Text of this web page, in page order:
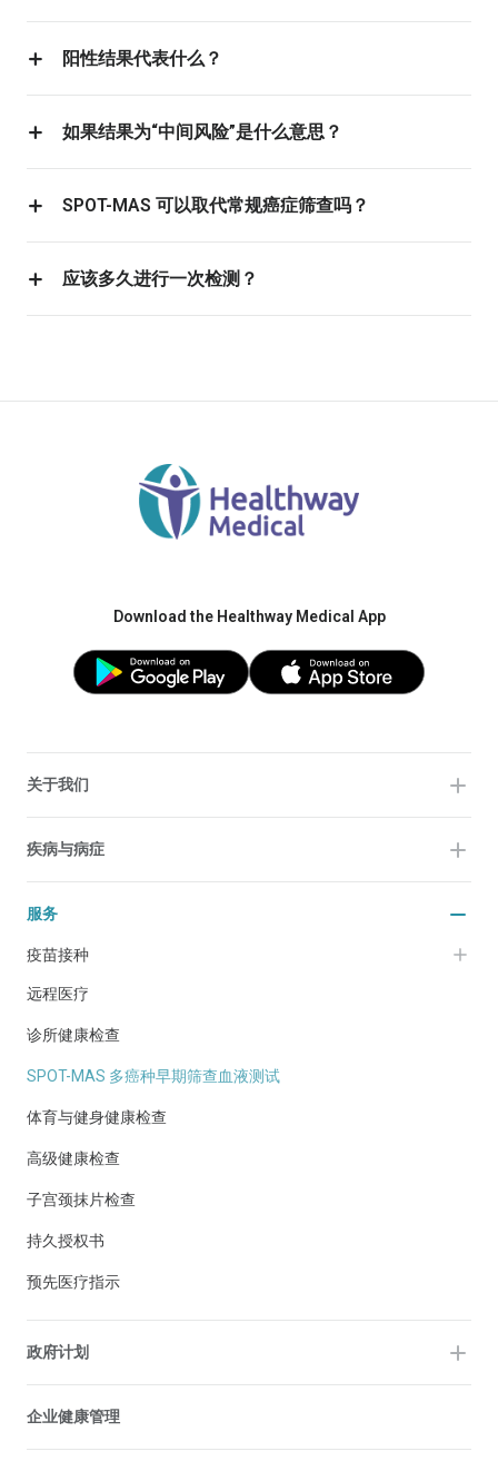
阳性结果代表什么？
如果结果为“中间风险”是什么意思？
SPOT-MAS 可以取代常规癌症筛查吗？
应该多久进行一次检测？
Download the Healthway Medical App
关于我们
疾病与病症
服务
疫苗接种
远程医疗
诊所健康检查
SPOT-MAS 多癌种早期筛查血液测试
体育与健身健康检查
高级健康检查
子宫颈抹片检查
持久授权书
预先医疗指示
政府计划
企业健康管理